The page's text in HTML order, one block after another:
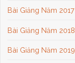
Bài Giảng Năm 2017
Bài Giảng Năm 2018
Bài Giảng Năm 2019